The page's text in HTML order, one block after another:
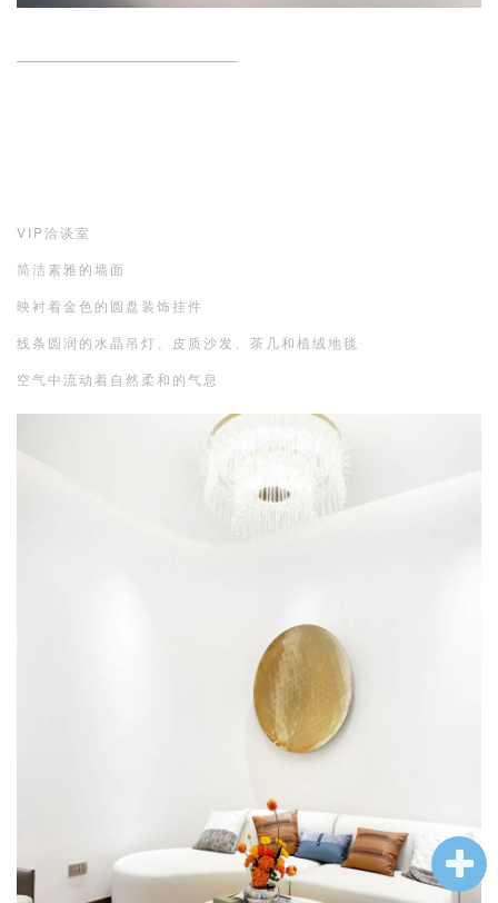
VIP洽谈室
简洁素雅的墙面
映衬着金色的圆盘装饰挂件
线条圆润的水晶吊灯、皮质沙发、茶几和植绒地毯
空气中流动着自然柔和的气息